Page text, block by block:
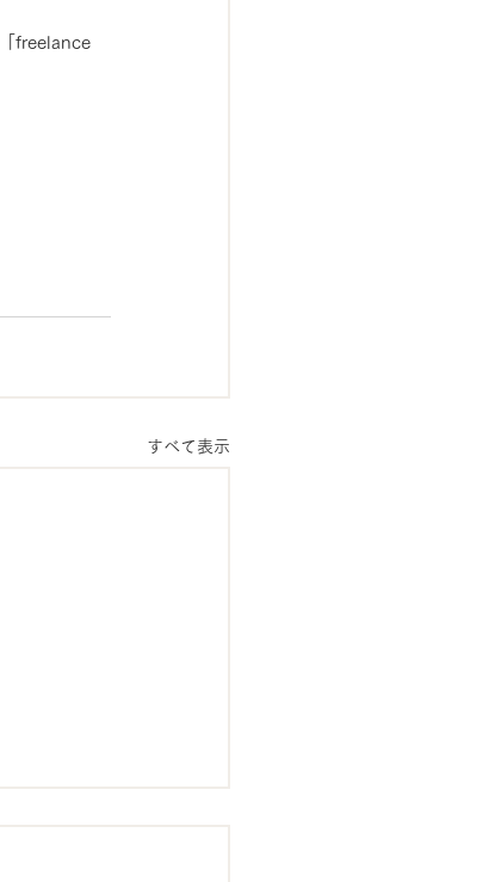
freelance
すべて表示